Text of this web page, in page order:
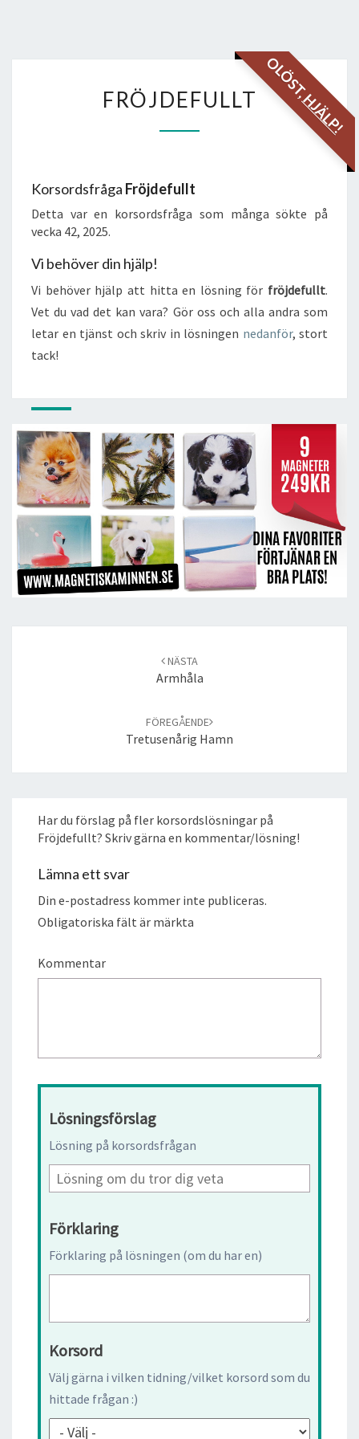
OLÖST,
HJÄLP!
FRÖJDEFULLT
FRÖJDEFULLT
Korsordsfråga Fröjdefullt
Detta var en korsordsfråga som många sökte på
vecka 42, 2025.
Vi behöver din hjälp!
Vi behöver hjälp att hitta en lösning för fröjdefullt.
Vet du vad det kan vara? Gör oss och alla andra som
letar en tjänst och skriv in lösningen nedanför, stort
tack!
NÄSTA
Armhåla
FÖREGÅENDE
Tretusenårig Hamn
Har du förslag på fler korsordslösningar på
Fröjdefullt? Skriv gärna en kommentar/lösning!
Lämna ett svar
Din e-postadress kommer inte publiceras.
Obligatoriska fält är märkta
Kommentar
Lösningsförslag
Lösning på korsordsfrågan
Förklaring
Förklaring på lösningen (om du har en)
Korsord
Välj gärna i vilken tidning/vilket korsord som du
hittade frågan :)